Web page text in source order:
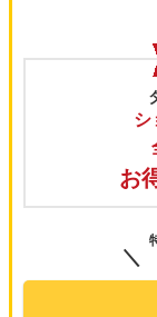
シ
お
＼